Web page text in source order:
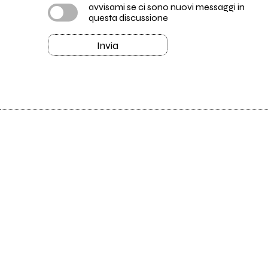
avvisami se ci sono nuovi messaggi in
questa discussione
Invia